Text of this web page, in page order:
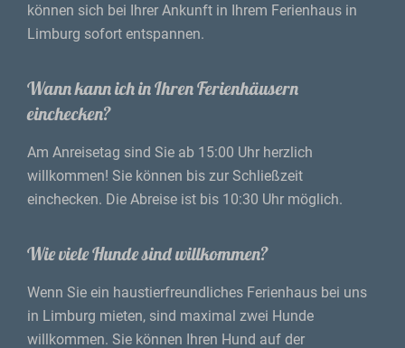
können sich bei Ihrer Ankunft in Ihrem Ferienhaus in
Limburg sofort entspannen.
Wann kann ich in Ihren Ferienhäusern
einchecken?
Am Anreisetag sind Sie ab 15:00 Uhr herzlich
willkommen! Sie können bis zur Schließzeit
einchecken. Die Abreise ist bis 10:30 Uhr möglich.
Wie viele Hunde sind willkommen?
Wenn Sie ein haustierfreundliches Ferienhaus bei uns
in Limburg mieten, sind maximal zwei Hunde
willkommen. Sie können Ihren Hund auf der